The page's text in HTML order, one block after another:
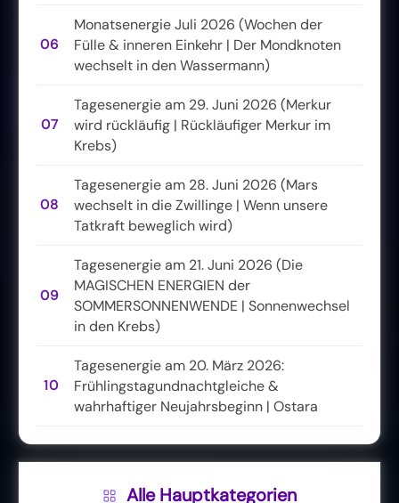
06
Monatsenergie Juli 2026 (Wochen der
Fülle & inneren Einkehr | Der Mondknoten
wechselt in den Wassermann)
07
Tagesenergie am 29. Juni 2026 (Merkur
wird rückläufig | Rückläufiger Merkur im
Krebs)
08
Tagesenergie am 28. Juni 2026 (Mars
wechselt in die Zwillinge | Wenn unsere
Tatkraft beweglich wird)
09
Tagesenergie am 21. Juni 2026 (Die
MAGISCHEN ENERGIEN der
SOMMERSONNENWENDE | Sonnenwechsel
in den Krebs)
10
Tagesenergie am 20. März 2026:
Frühlingstagundnachtgleiche &
wahrhaftiger Neujahrsbeginn | Ostara
Alle Hauptkategorien